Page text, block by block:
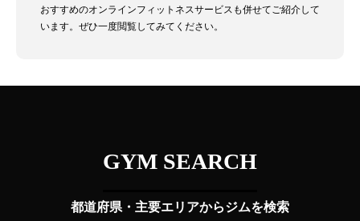
おすすめのオンラインフィットネスサービスも併せてご紹介して
います。ぜひ一度閲覧してみてください。
GYM SEARCH
都道府県・主要エリアからジムを検索